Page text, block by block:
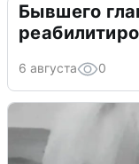
Бывшего
6 августа 0